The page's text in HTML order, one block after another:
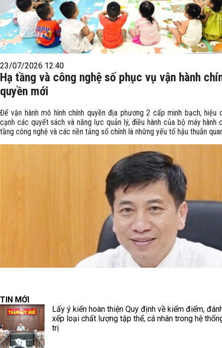
23/07/2026 12:40
Hạ tầng và công nghệ số phục vụ vận hành
quyền mới
Để vận hành mô hình chính quyền địa phương 2 cấp minh bạch, hiệu
cạnh các quyết sách và năng lực quản lý, điều hành của bộ máy hành
tầng công nghệ và các nền tảng số chính là những yếu tố hậu thuẫn
TIN MỚI
Lấy ý kiến hoàn thiện Quy định về kiểm điểm,
xếp loại chất lượng tập thể, cá nhân trong hệ
trị